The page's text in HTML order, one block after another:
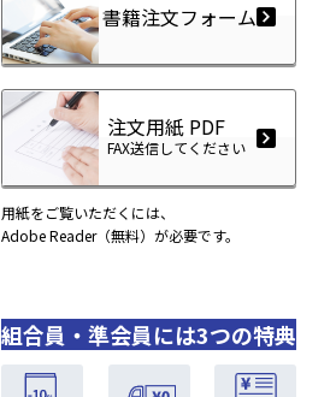
書籍注文フォーム
注文用紙 PDF
FAX送信してください
用紙をご覧いただくには、
Adobe Reader（無料）が必要です。
組合員・準会員には3つの特典